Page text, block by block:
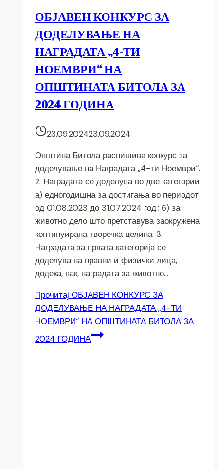
ОБЈАВЕН КОНКУРС ЗА
ДОДЕЛУВАЊЕ НА
НАГРАДАТА „4-ТИ
НОЕМВРИ“ НА
ОПШТИНАТА БИТОЛА ЗА
2024 ГОДИНА
23.09.202423.09.2024
Општина Битола распишива конкурс за
доделување на Наградата „4-ти Ноември“.
2. Наградата се доделува во две категории:
а) едногодишна за достигања во периодот
од 01.08.2023 до 31.07.2024 год.; б) за
животно дело што претставува заокружена,
континуирана творечка целина. 3.
Наградата за првата категорија се
доделува на правни и физички лица,
додека, пак, наградата за животно…
Прочитај ОБЈАВЕН КОНКУРС ЗА
ДОДЕЛУВАЊЕ НА НАГРАДАТА „4-ТИ
НОЕМВРИ“ НА ОПШТИНАТА БИТОЛА ЗА
2024 ГОДИНА